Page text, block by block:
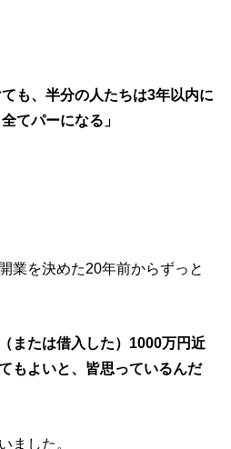
も、半分の人たちは3年以内に
てパーになる」
業を決めた20年前からずっと
または借入した）1000万円近
もよいと、皆思っているんだ
ました。